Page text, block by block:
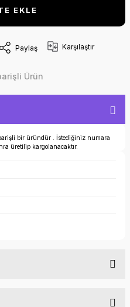
EKLE
Paylaş Karşılaştır
Ürün
bir üründür . İstediğiniz numara
üretilip kargolanacaktır.